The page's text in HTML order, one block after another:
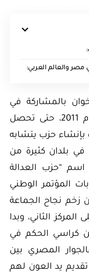
بالمشاركة في
الاطاحة بحكم القذافي في عام 2011، حتى تحصل
حزب يتشابه
بلدان كثيرة من
“حزب العدالة
المؤتمر الوطني
من زخم نجاح الجماعة
الثاني، وبدا
كراسي الحكم في
المصري بين
يد العون لهم